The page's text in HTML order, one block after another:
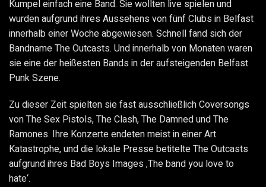
Kumpel einfach eine Band. Sie wollten live spielen und
wurden aufgrund ihres Aussehens von fünf Clubs in Belfast
innerhalb einer Woche abgewiesen. Schnell fand sich der
Bandname The Outcasts. Und innerhalb von Monaten waren
sie eine der heißesten Bands in der aufsteigenden Belfast
Punk Szene.
Zu dieser Zeit spielten sie fast ausschließlich Coversongs
von The Sex Pistols, The Clash, The Damned und The
Ramones. Ihre Konzerte endeten meist in einer Art
Katastrophe, und die lokale Presse betitelte The Outcasts
aufgrund ihres Bad Boys Images ‚The band you love to
hate‘.